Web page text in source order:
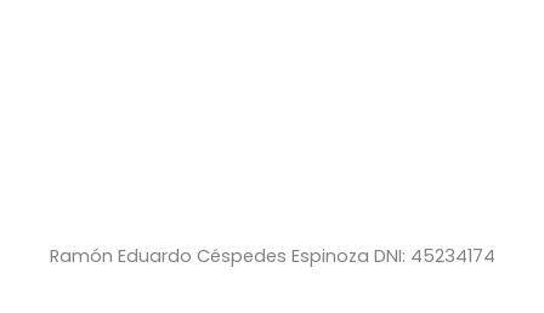
Ramón Eduardo Céspedes Espinoza DNI: 45234174